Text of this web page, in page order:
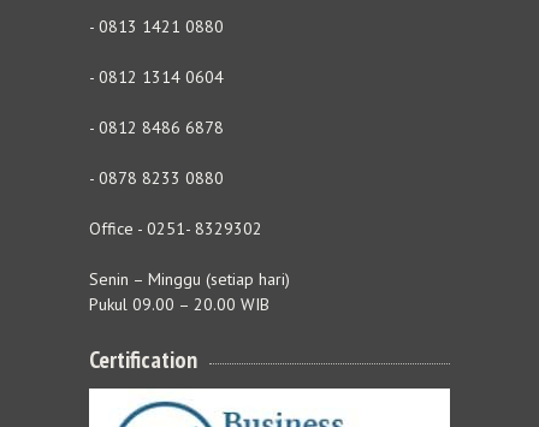
- 0813 1421 0880
- 0812 1314 0604
- 0812 8486 6878
- 0878 8233 0880
Office - 0251- 8329302
Senin – Minggu (setiap hari)
Pukul 09.00 – 20.00 WIB
Certification